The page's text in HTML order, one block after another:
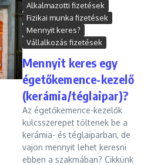
Alkalmazotti fizetések
Fizikai munka fizetések
Mennyit keres?
Vállalkozás fizetések
Mennyit keres egy
égetőkemence-kezelő
(kerámia/téglaipar)?
Az égetőkemence-kezelők
kulcsszerepet töltenek be a
kerámia- és téglaiparban, de
vajon mennyit lehet keresni
ebben a szakmában? Cikkünk